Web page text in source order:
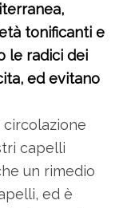
tonificanti e
le radici dei
ed evitano
capelli
un rimedio
ed è